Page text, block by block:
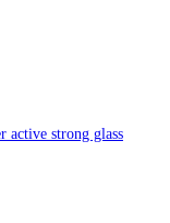
strong glass